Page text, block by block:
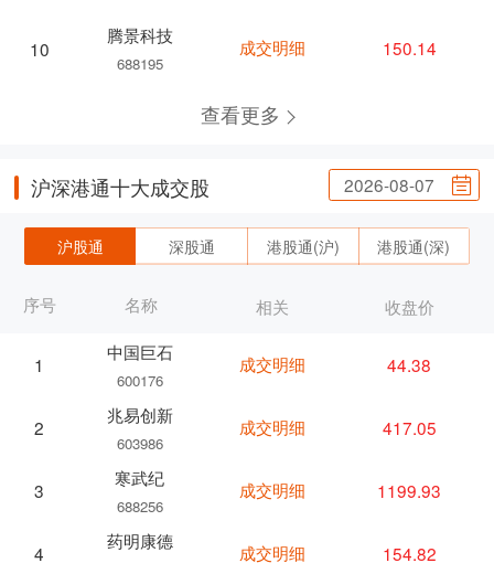
10
腾景科技
688195
成交明细 150.14
查看更多
沪深港通十大成交股 2026-08-07
沪股通 深股通 港股通(沪) 港股通(深)
序号 名称
1
中国巨石
600176
2
兆易创新
603986
3
寒武纪
688256
4
药明康德
相关 收盘价
成交明细 44.38
成交明细 417.05
成交明细 1199.93
成交明细 154.82